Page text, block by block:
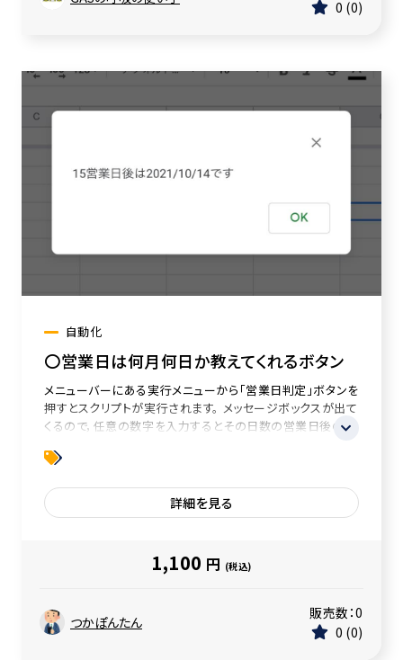
0 0
自動化
〇営業日は何月何日か教えてくれるボタン
メニューバーにある実行メニューから「営業日判定」ボタンを
押すとスクリプトが実行されます。 メッセージボックスが出て
くるので，任意の数字を入力するとその日数の営業日後の日
詳細を見る
1,100 円 (税込)
つかぽんたん
販売数：0
0 0